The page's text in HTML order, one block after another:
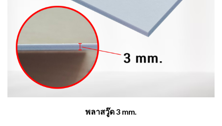
พลาสวู๊ด 3 mm.